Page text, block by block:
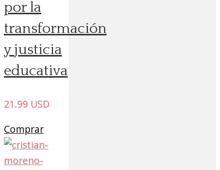
por la
transformación
y justicia
educativa
21.99 USD
Comprar